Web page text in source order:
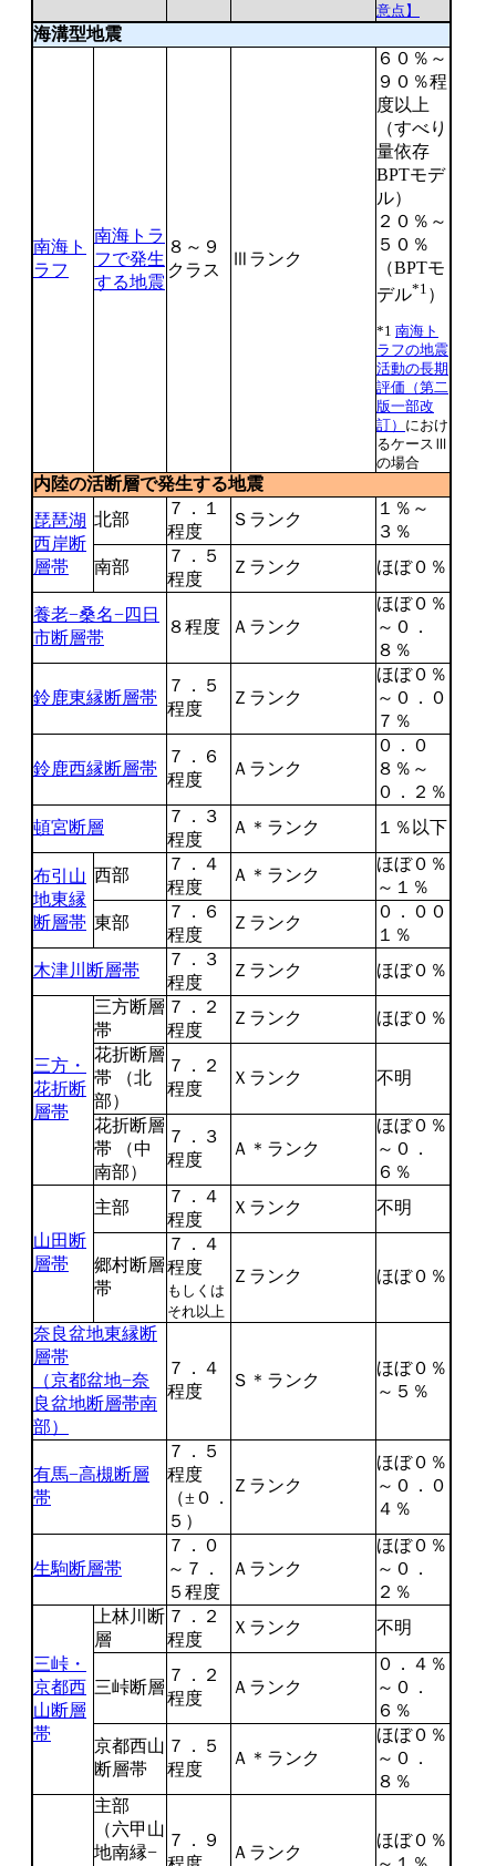
意点】
海溝型地震
南海ト
ラフ
南海トラ
フで発生
する地震
８～９
クラス
Ⅲランク
６０％～
９０％程
度以上
（すべり
量依存
BPTモデ
ル）
２０％～
５０％
（BPTモ
デル*1 ）
*1 南海ト
ラフの地震
活動の長期
評価（第二
版一部改
訂） におけ
るケースⅢ
の場合
内陸の活断層で発生する地震
琵琶湖
西岸断
層帯
北部
７．１
程度
Ｓランク
１％～
３％
南部
７．５
程度
Ｚランク ほぼ０％
養老−桑名−四日
市断層帯
８程度 Ａランク
ほぼ０％
～０．
８％
鈴鹿東縁断層帯
７．５
程度
Ｚランク
ほぼ０％
～０．０
７％
鈴鹿西縁断層帯
７．６
程度
Ａランク
０．０
８％～
０．２％
頓宮断層
７．３
程度
Ａ＊ランク １％以下
布引山
地東縁
断層帯
西部
７．４
程度
Ａ＊ランク
ほぼ０％
～１％
東部
７．６
程度
Ｚランク
０．００
１％
木津川断層帯
７．３
程度
Ｚランク ほぼ０％
三方・
花折断
層帯
三方断層
帯
７．２
程度
Ｚランク
ほぼ０％
花折断層
帯 （北
部）
７．２
程度
Ｘランク 不明
花折断層
帯 （中
南部）
７．３
程度
Ａ＊ランク
ほぼ０％
～０．
６％
山田断
層帯
主部
７．４
程度
Ｘランク 不明
郷村断層
帯
７．４
程度
もしくは
それ以上
Ｚランク ほぼ０％
奈良盆地東縁断
層帯
（京都盆地−奈
良盆地断層帯南
部）
７．４
程度
Ｓ＊ランク
ほぼ０％
～５％
有馬−高槻断層
帯
７．５
程度
（±０．
５）
Ｚランク
ほぼ０％
～０．０
４％
生駒断層帯
７．０
～７．
５程度
Ａランク
ほぼ０％
～０．
２％
三峠・
京都西
山断層
帯
上林川断
層
７．２
程度
Ｘランク 不明
三峠断層
７．２
程度
Ａランク
０．４％
～０．
６％
京都西山
断層帯
７．５
程度
Ａ＊ランク
ほぼ０％
～０．
８％
主部
（六甲山
地南縁−
７．９
Ａランク
ほぼ０％